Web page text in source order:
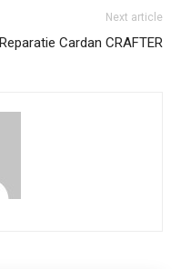
Next article
Reparatie Cardan CRAFTER